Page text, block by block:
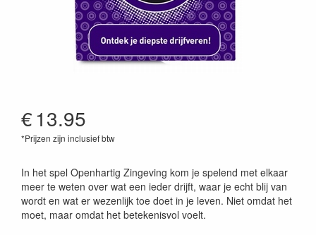
€13.95
*Prijzen zijn inclusief btw
In het spel Openhartig Zingeving kom je spelend met elkaar
meer te weten over wat een ieder drijft, waar je echt blij van
wordt en wat er wezenlijk toe doet in je leven. Niet omdat het
moet, maar omdat het betekenisvol voelt.